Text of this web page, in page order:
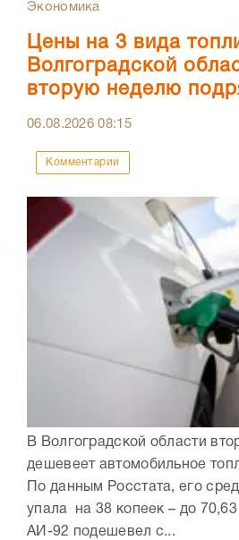
Экономика
Цены на 3 вида
Волгоградской
вторую неделю
06.08.202608:15
Комментарии
В Волгоградской области
дешевеет автомобильное
По данным Росстата, его
упала на 38 копеек – до 70,63
АИ-92 подешевел с...